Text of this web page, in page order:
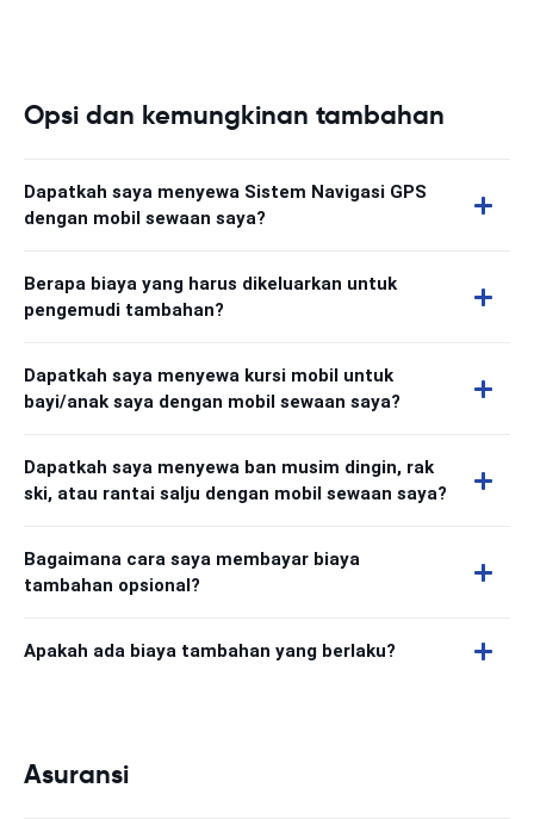
Opsi dan kemungkinan tambahan
Dapatkah saya menyewa Sistem Navigasi GPS
dengan mobil sewaan saya?
Berapa biaya yang harus dikeluarkan untuk
pengemudi tambahan?
Dapatkah saya menyewa kursi mobil untuk
bayi/anak saya dengan mobil sewaan saya?
Dapatkah saya menyewa ban musim dingin, rak
ski, atau rantai salju dengan mobil sewaan saya?
Bagaimana cara saya membayar biaya
tambahan opsional?
Apakah ada biaya tambahan yang berlaku?
Asuransi